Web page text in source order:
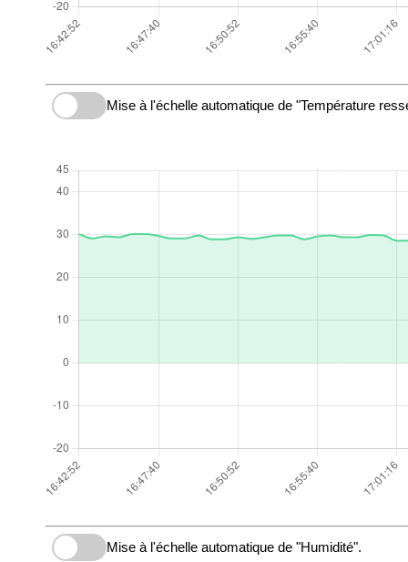
Mise à l'échelle automatique de "Température
Mise à l'échelle automatique de "Humidité".